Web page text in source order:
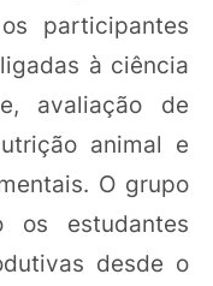
participantes
à ciência
avaliação de
animal e
O grupo
os estudantes
desde o